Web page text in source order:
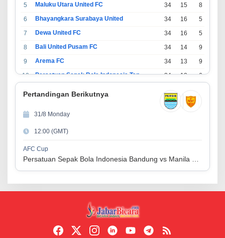
5
Maluku Utara United FC 34 15 8
6
Bhayangkara Surabaya United 34 16 5
7
Dewa United FC 34 16 5
8
Bali United Pusam FC 34 14 9
9
Arema FC 34 13 9
10
Persatuan Sepak Bola Indonesia Tangerang 34 13 6
34 11
13
14
Madura United FC
15
Persatuan Sepakbola Makassar
16
Persis Solo 34 8 10
Semen Padang FC
Pertandingan Berikutnya
31/8 Monday
12:00 (GMT)
AFC Cup